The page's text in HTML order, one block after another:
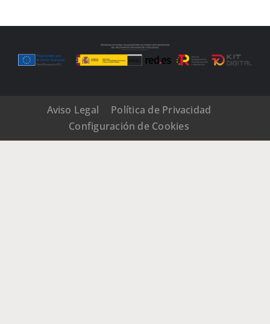
Aviso Legal
Política de Privacidad
Configuración de Cookies